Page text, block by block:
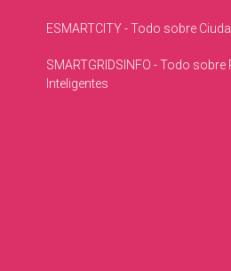
ESMARTCITY - Todo sobre
SMARTGRIDSINFO - Todo sobre
Inteligentes